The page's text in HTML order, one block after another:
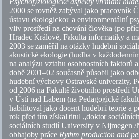
Psychofyziologické aspekty vnímání
2000 se rovněž zabýval jako pracovník
ústavu ekologickou a environmentální
vliv prostředí na chování člověka (po
Hradec Králové, Fakulta informatiky a
2003 se zaměřil na otázky hudební
akustické ekologie (hudba v
na analýzu vztahu osobnostních faktorů
době 2001–02 současně působil jako
hudební výchovy Ostravské univerzity,
od 2006 na Fakultě životního prostředí
v Ústí nad Labem (na Pedagogické
habilitoval jako docent hudební teorie a
rok před tím získal titul „doktor
sociálních studií University v Nijmegen /
obhajoby práceRythm production and